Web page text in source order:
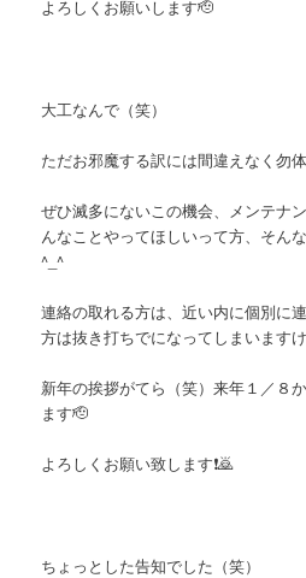
よろしくお願いします🫡
大工なんで（笑）
ただお邪魔する訳には間違えなく勿体
ぜひ滅多にないこの機会、メンテナ
んなことやってほしいって方、そん
^_^
連絡の取れる方は、近い内に個別に
方は抜き打ちでになってしまいます
新年の挨拶がてら（笑）来年１／８
ます🫡
よろしくお願い致します❗️🙇
ちょっとした告知でした（笑）